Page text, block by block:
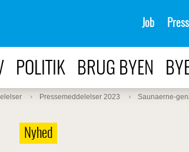
Job
POLITIK BRUG BYEN
Pressemeddelelser 2023 Saunaerne-
Nyhed